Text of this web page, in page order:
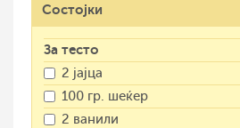
Состојки
За тесто
2 јајца
100 гр. шеќер
2 ванили